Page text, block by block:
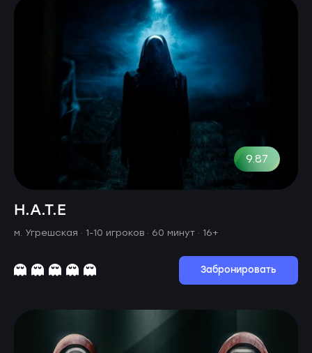
9.87
H.A.T.E
м. Угрешская · 1-10 игроков · 60 минут · 16+
Забронировать